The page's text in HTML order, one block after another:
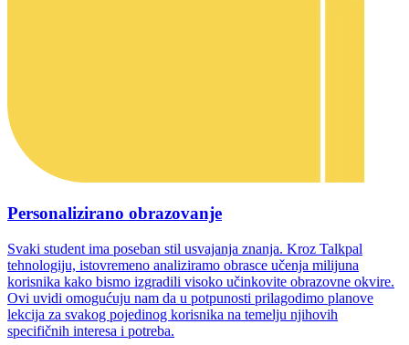
Personalizirano obrazovanje
Svaki student ima poseban stil usvajanja znanja. Kroz Talkpal
tehnologiju, istovremeno analiziramo obrasce učenja milijuna
korisnika kako bismo izgradili visoko učinkovite obrazovne okvire.
Ovi uvidi omogućuju nam da u potpunosti prilagodimo planove
lekcija za svakog pojedinog korisnika na temelju njihovih
specifičnih interesa i potreba.